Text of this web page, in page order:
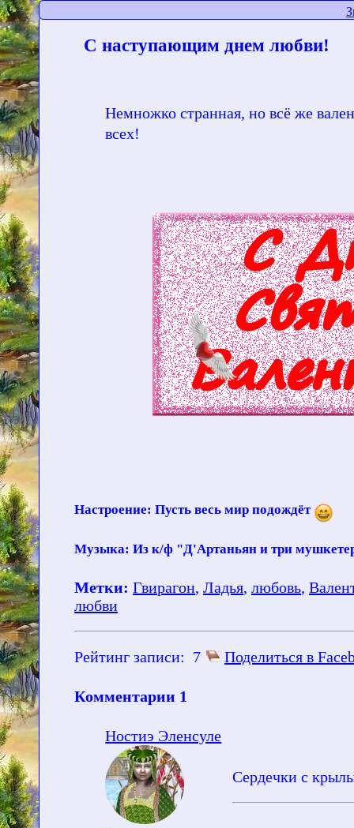
С наступающим днем любви!
Немножко странная, но всё же
всех!
Настроение: Пусть весь мир подождёт
Музыка: Из к/ф "Д'Артаньян и три
Метки: Гвирагон,Ладья,любовь,
любви
Рейтинг записи: 7 Поделиться в
Комментарии 1
Ностиэ Эленсуле
Сердечки с